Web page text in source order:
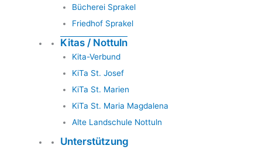
Bücherei Sprakel
Friedhof Sprakel
Kitas / Nottuln
Kita-Verbund
KiTa St. Josef
KiTa St. Marien
KiTa St. Maria Magdalena
Alte Landschule Nottuln
Unterstützung